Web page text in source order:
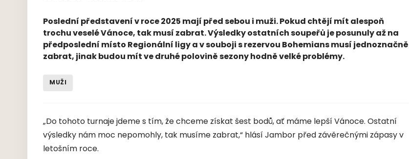
Poslední představení v roce 2025 mají před sebou i muži. Pokud chtějí mít alespoň
trochu veselé Vánoce, tak musí zabrat. Výsledky ostatních soupeřů je posunuly až na
předposlední místo Regionální ligy a v souboji s rezervou Bohemians musí jednoznačně
zabrat, jinak budou mít ve druhé polovině sezony hodně velké problémy.
MUŽI
„Do tohoto turnaje jdeme s tím, že chceme získat šest bodů, ať máme lepší Vánoce. Ostatní
výsledky nám moc nepomohly, tak musíme zabrat,“ hlásí Jambor před závěrečnými zápasy v
letošním roce.